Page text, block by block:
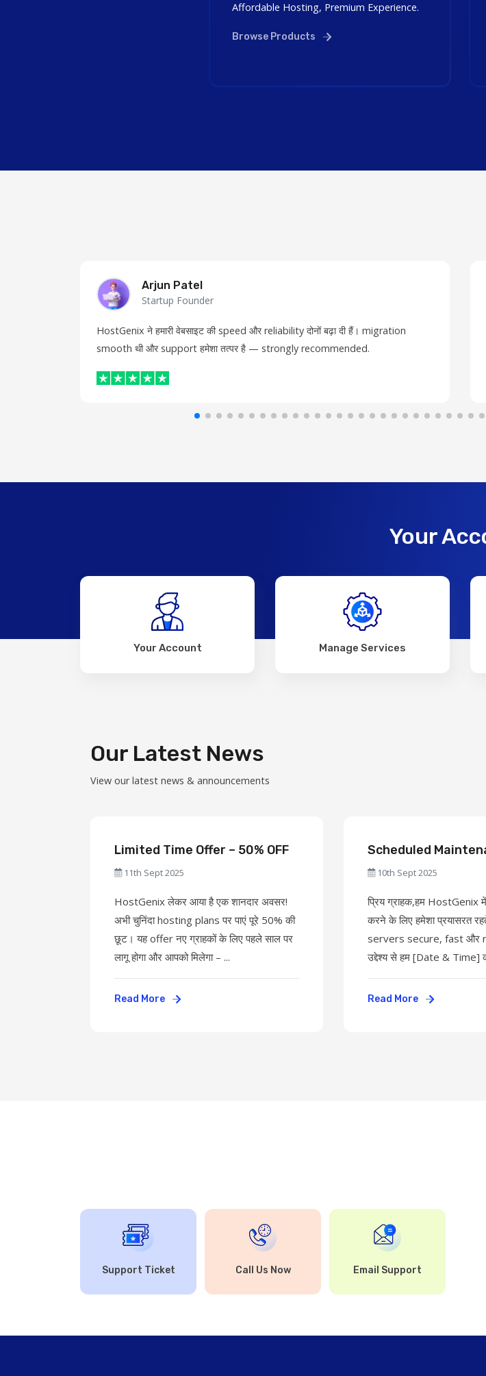
Affordable Hosting, Premium Experience.
Browse Products
Arjun Patel
Startup Founder
HostGenix ने हमारी वेबसाइट की speed और reliability दोनों बढ़ा दी हैं। migration
smooth थी और support हमेशा तत्पर है — strongly recommended.
Your
Your Account Manage Services
Our Latest News
View our latest news & announcements
Limited Time Offer – 50% OFF
11th Sept 2025
HostGenix लेकर आया है एक शानदार अवसर!
अभी चुनिंदा hosting plans पर पाएं पूरे 50% की
छूट। यह offer नए ग्राहकों के लिए पहले साल पर
लागू होगा और आपको मिलेगा – ...
Read More
Scheduled
Notice
10th Sept 2025
प्रिय ग्राहक,हम HostGenix
करने के लिए हमेशा प्रयासरत
servers secure, fast और
उद्देश्य से हम [Date & Time]
Read More
Support Ticket Call Us Now Email Support